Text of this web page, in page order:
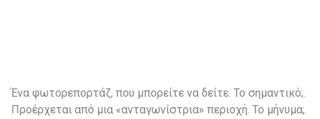
Ένα φωτορεπορτάζ, που μπορείτε να δείτε. Το σημαντικό;.
Προέρχεται από μια «ανταγωνίστρια» περιοχή. Το μήνυμα;.